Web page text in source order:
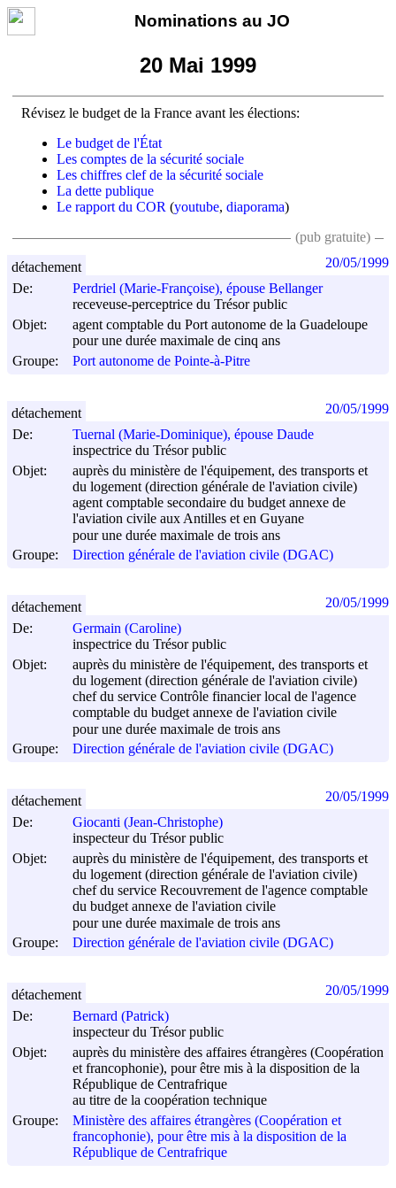
Nominations au JO
20 Mai 1999
Révisez le budget de la France avant les élections:
Le budget de l'État
Les comptes de la sécurité sociale
Les chiffres clef de la sécurité sociale
La dette publique
Le rapport du COR (youtube, diaporama)
(pub gratuite)
De:
Perdriel (Marie-Françoise), épouse Bellanger
receveuse-perceptrice du Trésor public
Objet:
agent comptable du Port autonome de la Guadeloupe
pour une durée maximale de cinq ans
Groupe:
Port autonome de Pointe-à-Pitre
détachement 20/05/1999
De:
Tuernal (Marie-Dominique), épouse Daude
inspectrice du Trésor public
Objet:
auprès du ministère de l'équipement, des transports et
du logement (direction générale de l'aviation civile)
agent comptable secondaire du budget annexe de
l'aviation civile aux Antilles et en Guyane
pour une durée maximale de trois ans
Groupe:
Direction générale de l'aviation civile (DGAC)
détachement 20/05/1999
De:
Germain (Caroline)
inspectrice du Trésor public
Objet:
auprès du ministère de l'équipement, des transports et
du logement (direction générale de l'aviation civile)
chef du service Contrôle financier local de l'agence
comptable du budget annexe de l'aviation civile
pour une durée maximale de trois ans
Groupe:
Direction générale de l'aviation civile (DGAC)
détachement 20/05/1999
De:
Giocanti (Jean-Christophe)
inspecteur du Trésor public
Objet:
auprès du ministère de l'équipement, des transports et
du logement (direction générale de l'aviation civile)
chef du service Recouvrement de l'agence comptable
du budget annexe de l'aviation civile
pour une durée maximale de trois ans
Groupe:
Direction générale de l'aviation civile (DGAC)
détachement 20/05/1999
De:
Bernard (Patrick)
inspecteur du Trésor public
Objet:
auprès du ministère des affaires étrangères (Coopération
et francophonie), pour être mis à la disposition de la
République de Centrafrique
au titre de la coopération technique
Groupe:
Ministère des affaires étrangères (Coopération et
francophonie), pour être mis à la disposition de la
République de Centrafrique
détachement 20/05/1999